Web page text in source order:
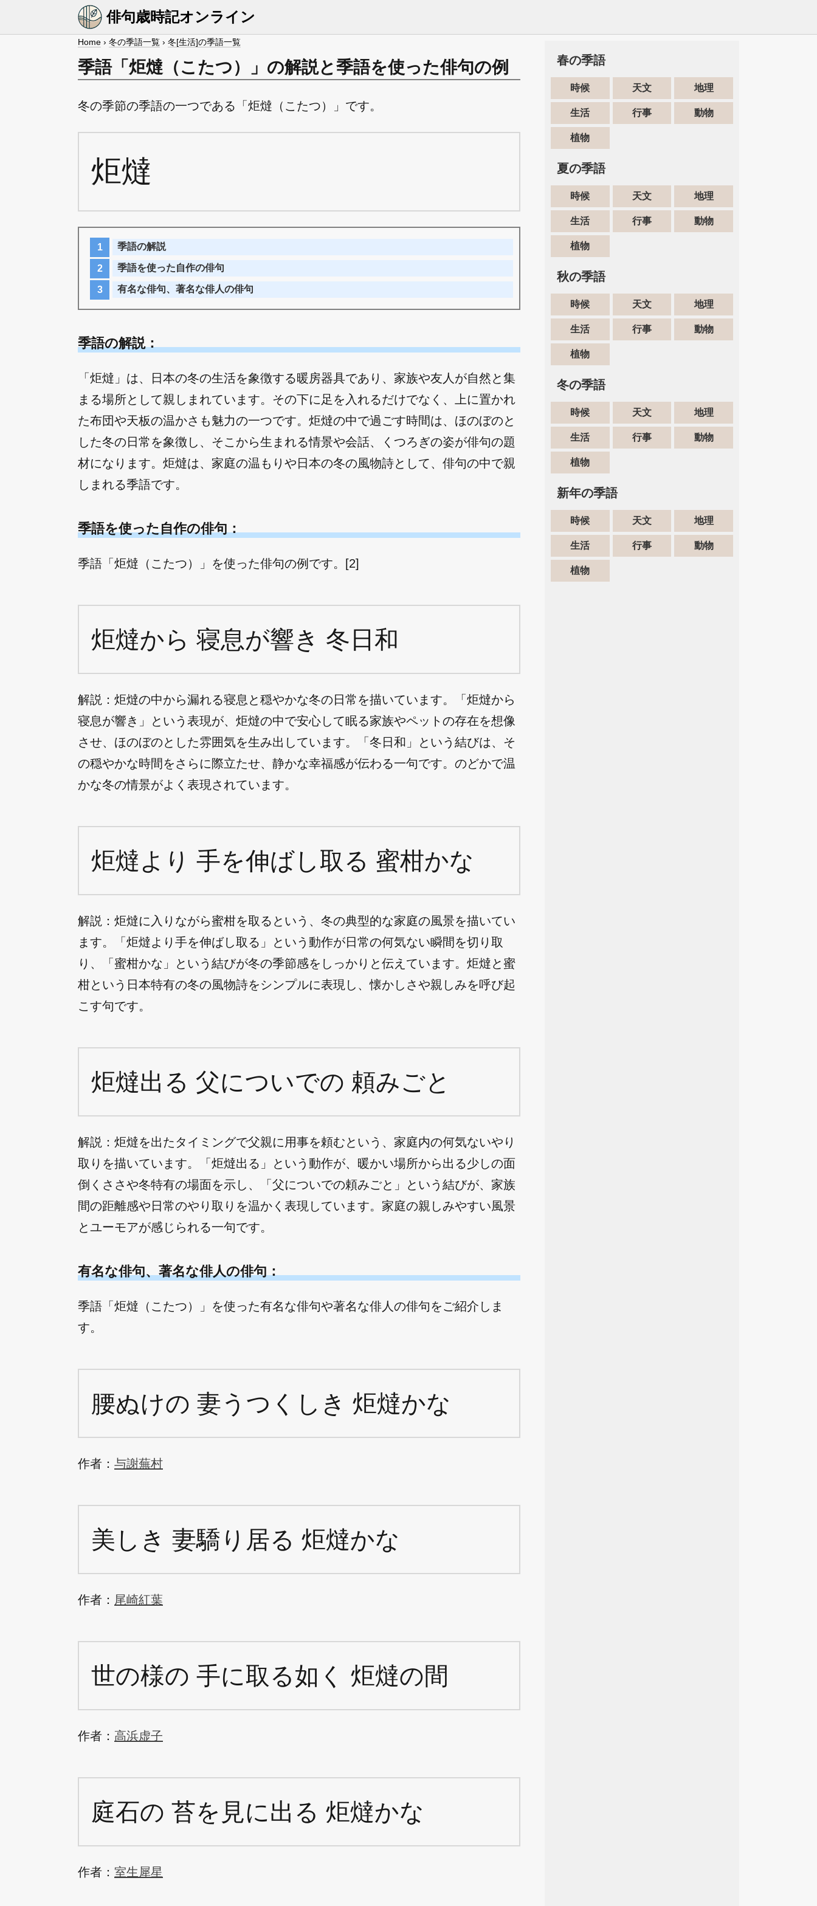
俳句歳時記オンライン
Home › 冬の季語一覧 › 冬[生活]の季語一覧
季語「炬燵（こたつ）」の解説と季語を使った俳句の例
冬の季節の季語の一つである「炬燵（こたつ）」です。
炬燵
季語の解説
季語を使った自作の俳句
有名な俳句、著名な俳人の俳句
季語の解説：
「炬燵」は、日本の冬の生活を象徴する暖房器具であり、家族や友人が自然と集
まる場所として親しまれています。その下に足を入れるだけでなく、上に置かれ
た布団や天板の温かさも魅力の一つです。炬燵の中で過ごす時間は、ほのぼのと
した冬の日常を象徴し、そこから生まれる情景や会話、くつろぎの姿が俳句の題
材になります。炬燵は、家庭の温もりや日本の冬の風物詩として、俳句の中で親
しまれる季語です。
季語を使った自作の俳句：
季語「炬燵（こたつ）」を使った俳句の例です。[2]
炬燵から 寝息が響き 冬日和
解説：炬燵の中から漏れる寝息と穏やかな冬の日常を描いています。「炬燵から
寝息が響き」という表現が、炬燵の中で安心して眠る家族やペットの存在を想像
させ、ほのぼのとした雰囲気を生み出しています。「冬日和」という結びは、そ
の穏やかな時間をさらに際立たせ、静かな幸福感が伝わる一句です。のどかで温
かな冬の情景がよく表現されています。
炬燵より 手を伸ばし取る 蜜柑かな
解説：炬燵に入りながら蜜柑を取るという、冬の典型的な家庭の風景を描いてい
ます。「炬燵より手を伸ばし取る」という動作が日常の何気ない瞬間を切り取
り、「蜜柑かな」という結びが冬の季節感をしっかりと伝えています。炬燵と蜜
柑という日本特有の冬の風物詩をシンプルに表現し、懐かしさや親しみを呼び起
こす句です。
炬燵出る 父についでの 頼みごと
解説：炬燵を出たタイミングで父親に用事を頼むという、家庭内の何気ないやり
取りを描いています。「炬燵出る」という動作が、暖かい場所から出る少しの面
倒くささや冬特有の場面を示し、「父についでの頼みごと」という結びが、家族
間の距離感や日常のやり取りを温かく表現しています。家庭の親しみやすい風景
とユーモアが感じられる一句です。
有名な俳句、著名な俳人の俳句：
季語「炬燵（こたつ）」を使った有名な俳句や著名な俳人の俳句をご紹介しま
す。
腰ぬけの 妻うつくしき 炬燵かな
作者： 与謝蕪村
美しき 妻驕り居る 炬燵かな
作者： 尾崎紅葉
世の様の 手に取る如く 炬燵の間
作者： 高浜虚子
庭石の 苔を見に出る 炬燵かな
作者： 室生犀星
春の季語
時候 天文 地理
生活 行事 動物
植物
夏の季語
時候 天文 地理
生活 行事 動物
植物
秋の季語
時候 天文 地理
生活 行事 動物
植物
冬の季語
時候 天文 地理
生活 行事 動物
植物
新年の季語
時候 天文 地理
生活 行事 動物
植物